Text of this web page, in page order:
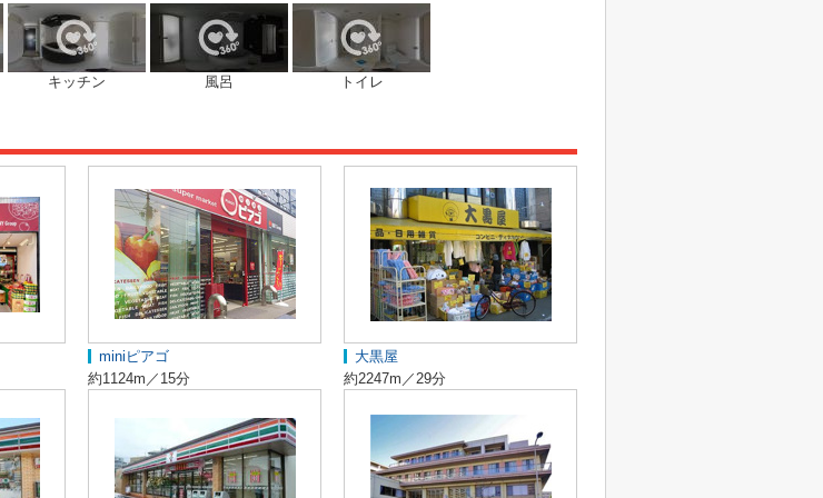
キッチン 風呂 トイレ
miniピアゴ
約1124m／15分
大黒屋
約2247m／29分